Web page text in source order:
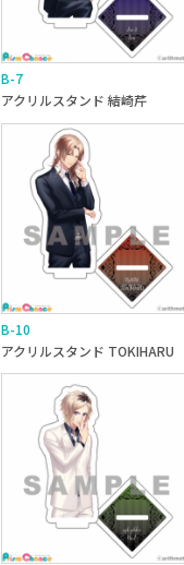
B-7
アクリルスタンド 結崎芹
B-10
アクリルスタンド TOKIHARU